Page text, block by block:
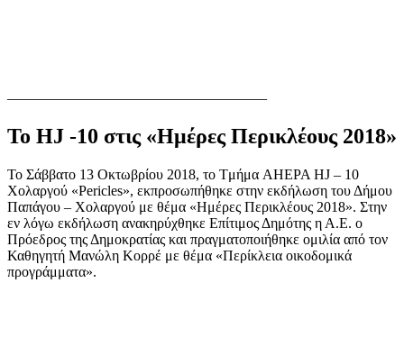
——————————————————
Το HJ -10 στις «Ημέρες Περικλέους 2018»
Το Σάββατο 13 Οκτωβρίου 2018, το Tμήμα AHEPA HJ – 10
Χολαργού «Pericles», εκπροσωπήθηκε στην εκδήλωση του Δήμου
Παπάγου – Χολαργού με θέμα «Ημέρες Περικλέους 2018». Στην
εν λόγω εκδήλωση ανακηρύχθηκε Επίτιμος Δημότης η Α.Ε. ο
Πρόεδρος της Δημοκρατίας και πραγματοποιήθηκε ομιλία από τον
Καθηγητή Μανώλη Κορρέ με θέμα «Περίκλεια οικοδομικά
προγράμματα».